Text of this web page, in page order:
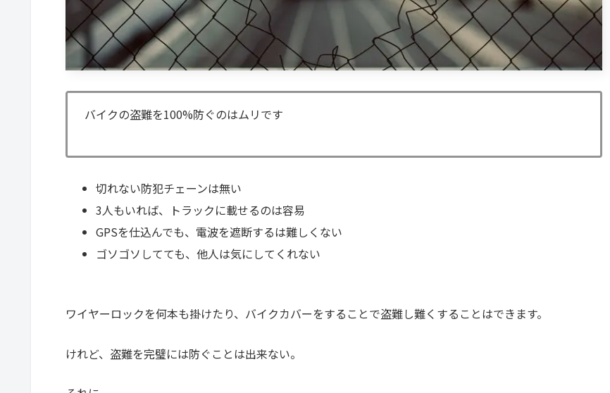
バイクの盗難を100%防ぐのはムリです
切れない防犯チェーンは無い
3人もいれば、トラックに載せるのは容易
GPSを仕込んでも、電波を遮断するは難しくない
ゴソゴソしてても、他人は気にしてくれない
ワイヤーロックを何本も掛けたり、バイクカバーをすることで盗難し難くすることはできます。
けれど、盗難を完璧には防ぐことは出来ない。